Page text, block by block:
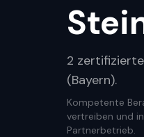
2
(Bayern).
Kompetente
vertreiben und
Partnerbetrieb.